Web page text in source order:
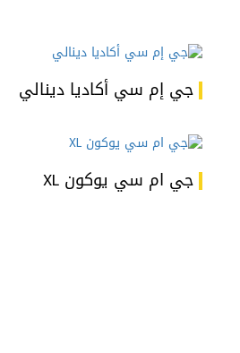
جي إم سي أكاديا دينالي
جي ام سي يوكون XL